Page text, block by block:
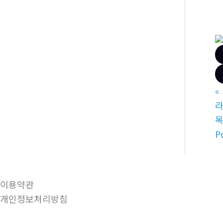
«
이용약관
개인정보처리방침